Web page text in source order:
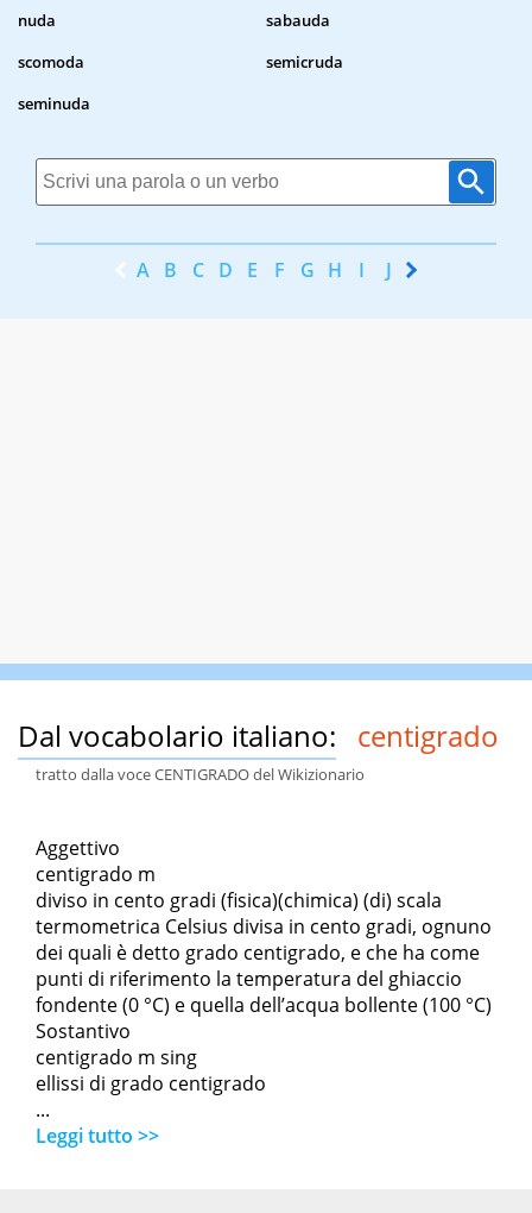
nuda
sabauda
scomoda
semicruda
seminuda
A B C D E F G H I J K
Dal vocabolario italiano: centigrado
tratto dalla voce CENTIGRADO del Wikizionario
Aggettivo
centigrado m
diviso in cento gradi (fisica)(chimica) (di) scala
termometrica Celsius divisa in cento gradi, ognuno
dei quali è detto grado centigrado, e che ha come
punti di riferimento la temperatura del ghiaccio
fondente (0 °C) e quella dell’acqua bollente (100 °C)
Sostantivo
centigrado m sing
ellissi di grado centigrado
...
Leggi tutto >>